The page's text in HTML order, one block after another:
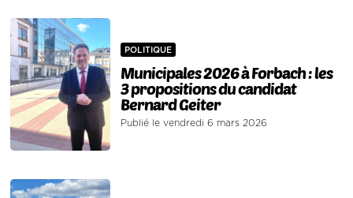
POLITIQUE
Municipales 2026 à Forbach : les
3 propositions du candidat
Bernard Geiter
Publié le vendredi 6 mars 2026